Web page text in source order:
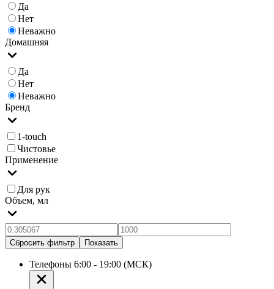
Да
Нет
Неважно
Домашняя
Да
Нет
Неважно
Бренд
1-touch
Чистовье
Применение
Для рук
Объем, мл
Сбросить фильтр Показать
Телефоны 6:00 - 19:00 (МСК)